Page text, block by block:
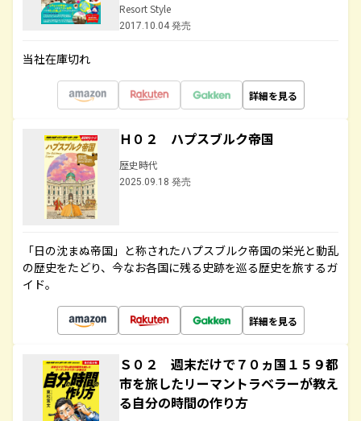
Resort Style
2017.10.04 発売
当社在庫切れ
詳細を見る
Ｈ０２ ハプスブルク帝国
歴史時代
2025.09.18 発売
「日の沈まぬ帝国」と称されたハプスブルク帝国の栄光と動乱
の歴史をたどり、今なお各国に残る史跡を巡る歴史を旅するガ
イド。
詳細を見る
Ｓ０２ 週末だけで７０ヵ国１５９都
市を旅したリーマントラベラーが教え
る自分の時間の作り方